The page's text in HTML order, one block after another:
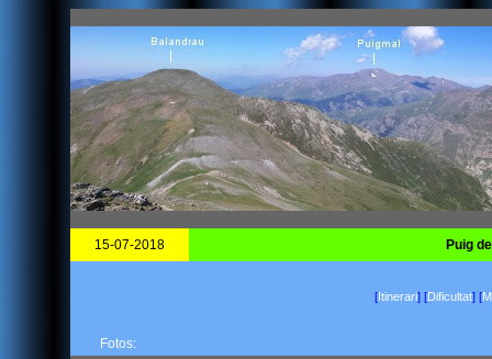
15-07-2018 Puig
[Itinerari] [Dificultat] [
Fotos: